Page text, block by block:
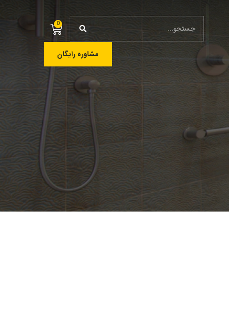
0
مشاوره رایگان